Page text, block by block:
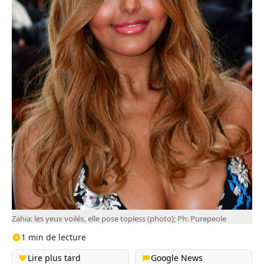
Zahia: les yeux voilés, elle pose topless (photo); Ph: Purepeole
1 min de lecture
Lire plus tard
Google News